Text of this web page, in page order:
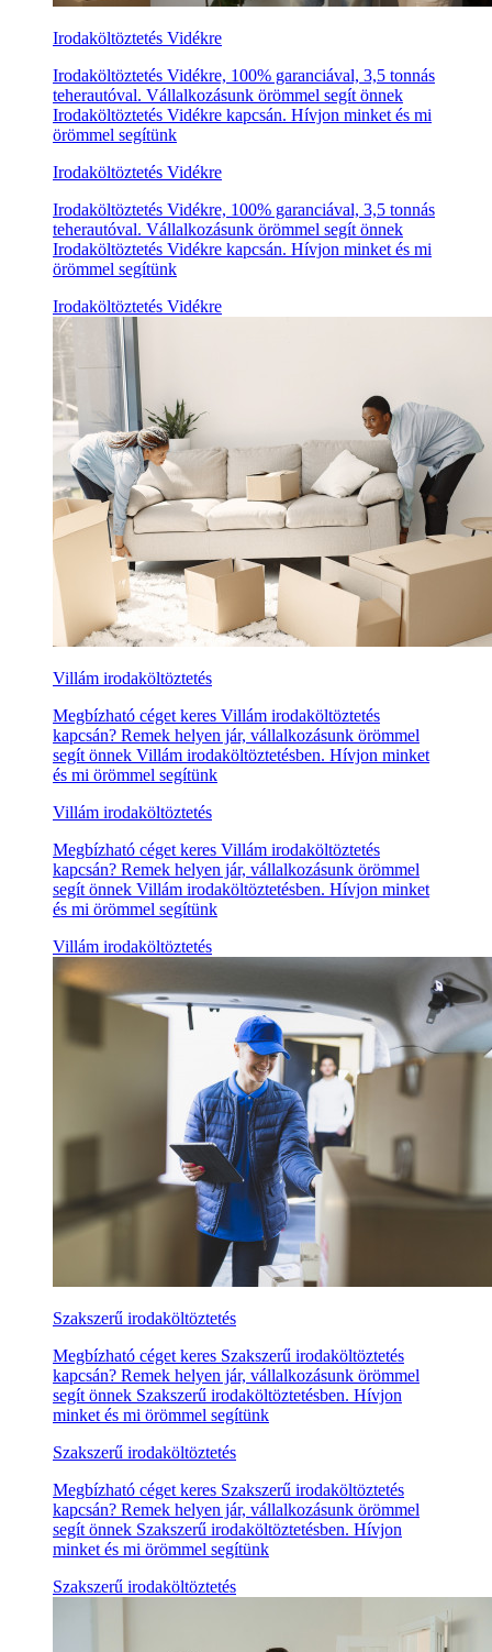
Irodaköltöztetés Vidékre
Irodaköltöztetés Vidékre, 100% garanciával, 3,5 tonnás
teherautóval. Vállalkozásunk örömmel segít önnek
Irodaköltöztetés Vidékre kapcsán. Hívjon minket és mi
örömmel segítünk
Irodaköltöztetés Vidékre
Irodaköltöztetés Vidékre, 100% garanciával, 3,5 tonnás
teherautóval. Vállalkozásunk örömmel segít önnek
Irodaköltöztetés Vidékre kapcsán. Hívjon minket és mi
örömmel segítünk
Irodaköltöztetés Vidékre
Villám irodaköltöztetés
Megbízható céget keres Villám irodaköltöztetés
kapcsán? Remek helyen jár, vállalkozásunk örömmel
segít önnek Villám irodaköltöztetésben. Hívjon minket
és mi örömmel segítünk
Villám irodaköltöztetés
Megbízható céget keres Villám irodaköltöztetés
kapcsán? Remek helyen jár, vállalkozásunk örömmel
segít önnek Villám irodaköltöztetésben. Hívjon minket
és mi örömmel segítünk
Villám irodaköltöztetés
Szakszerű irodaköltöztetés
Megbízható céget keres Szakszerű irodaköltöztetés
kapcsán? Remek helyen jár, vállalkozásunk örömmel
segít önnek Szakszerű irodaköltöztetésben. Hívjon
minket és mi örömmel segítünk
Szakszerű irodaköltöztetés
Megbízható céget keres Szakszerű irodaköltöztetés
kapcsán? Remek helyen jár, vállalkozásunk örömmel
segít önnek Szakszerű irodaköltöztetésben. Hívjon
minket és mi örömmel segítünk
Szakszerű irodaköltöztetés